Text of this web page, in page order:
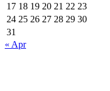
17 18 19 20 21 22 23
24 25 26 27 28 29 30
31
« Apr